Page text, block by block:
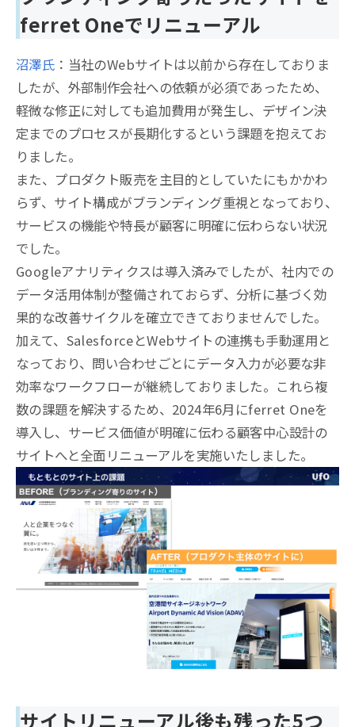
ferret Oneでリニューアル
沼澤氏 ：当社のWebサイトは以前から存在しておりま
したが、外部制作会社への依頼が必須であったため、
軽微な修正に対しても追加費用が発生し、デザイン決
定までのプロセスが長期化するという課題を抱えてお
りました。
また、プロダクト販売を主目的としていたにもかかわ
らず、サイト構成がブランディング重視となっており、
サービスの機能や特長が顧客に明確に伝わらない状況
でした。
Googleアナリティクスは導入済みでしたが、社内での
データ活用体制が整備されておらず、分析に基づく効
果的な改善サイクルを確立できておりませんでした。
加えて、SalesforceとWebサイトの連携も手動運用と
なっており、問い合わせごとにデータ入力が必要な非
効率なワークフローが継続しておりました。これら複
数の課題を解決するため、2024年6月にferret Oneを
導入し、サービス価値が明確に伝わる顧客中心設計の
サイトへと全面リニューアルを実施いたしました。
サイトリニューアル後も残った5つ